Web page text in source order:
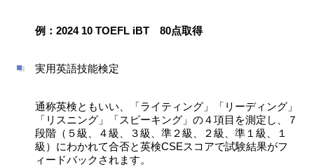
例：2024 10 TOEFL iBT 80点取得
実用英語技能検定
通称英検ともいい、「ライティング」「リーディング」
「リスニング」「スピーキング」の４項目を測定し、７
段階（５級、４級、３級、準２級、２級、準１級、１
級）にわかれて合否と英検CSEスコアで試験結果がフ
ィードバックされます。